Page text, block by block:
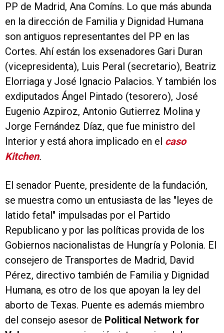
PP de Madrid, Ana Comíns. Lo que más abunda
en la dirección de Familia y Dignidad Humana
son antiguos representantes del PP en las
Cortes. Ahí están los exsenadores Gari Duran
(vicepresidenta), Luis Peral (secretario), Beatriz
Elorriaga y José Ignacio Palacios. Y también los
exdiputados Ángel Pintado (tesorero), José
Eugenio Azpiroz, Antonio Gutierrez Molina y
Jorge Fernández Díaz, que fue ministro del
Interior y está ahora implicado en el caso
Kitchen.
El senador Puente, presidente de la fundación,
se muestra como un entusiasta de las "leyes de
latido fetal" impulsadas por el Partido
Republicano y por las políticas provida de los
Gobiernos nacionalistas de Hungría y Polonia. El
consejero de Transportes de Madrid, David
Pérez, directivo también de Familia y Dignidad
Humana, es otro de los que apoyan la ley del
aborto de Texas. Puente es además miembro
del consejo asesor de Political Network for